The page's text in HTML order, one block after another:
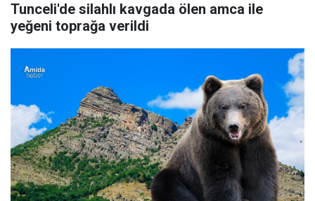
Tunceli'de silahlı kavgada ölen amca ile
yeğeni toprağa verildi